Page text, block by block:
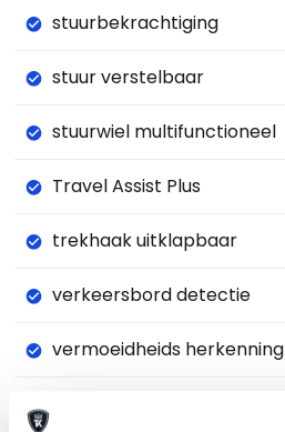
stuurbekrachtiging
stuur verstelbaar
stuurwiel multifunctioneel
Travel Assist Plus
trekhaak uitklapbaar
verkeersbord detectie
vermoeidheids herkenning